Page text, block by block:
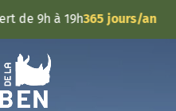
365 jours/an